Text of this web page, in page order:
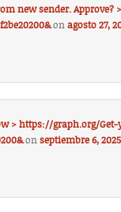
new sender. Approve?
onagosto 27,
> https://graph.org/Get-
onseptiembre 6,